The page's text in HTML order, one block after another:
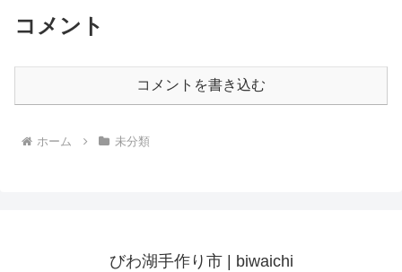
コメント
コメントを書き込む
ホーム 未分類
びわ湖手作り市 | biwaichi